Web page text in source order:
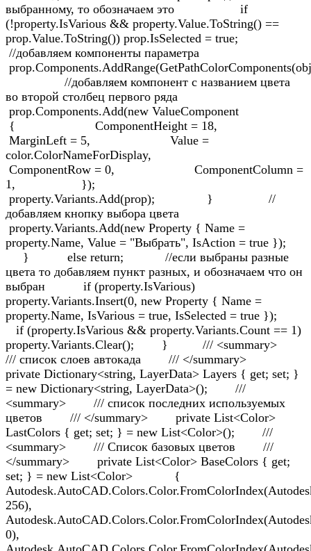
выбранному, то обозначаем это if
(!property.IsVarious && property.Value.ToString() ==
prop.Value.ToString()) prop.IsSelected = true;
//добавляем компоненты параметра
//добавляем компонент с названием цвета
во второй столбец первого ряда
prop.Components.Add(new ValueComponent
{ ComponentHeight = 18,
MarginLeft = 5, Value =
color.ColorNameForDisplay,
ComponentRow = 0, ComponentColumn =
1, });
property.Variants.Add(prop); } //
добавляем кнопку выбора цвета
property.Variants.Add(new Property { Name =
property.Name, Value = "Выбрать", IsAction = true });
} else return; //если выбраны разные
цвета то добавляем пункт разных, и обозначаем что он
выбран if (property.IsVarious)
property.Variants.Insert(0, new Property { Name =
property.Name, IsVarious = true, IsSelected = true });
if (property.IsVarious && property.Variants.Count == 1)
property.Variants.Clear(); } /// <summary>
/// список слоев автокада /// </summary>
private Dictionary<string, LayerData> Layers { get; set; }
= new Dictionary<string, LayerData>(); ///
<summary> /// список последних используемых
цветов /// </summary> private List<Color>
LastColors { get; set; } = new List<Color>(); ///
<summary> /// Список базовых цветов ///
</summary> private List<Color> BaseColors { get;
set; } = new List<Color> {
256),
0),